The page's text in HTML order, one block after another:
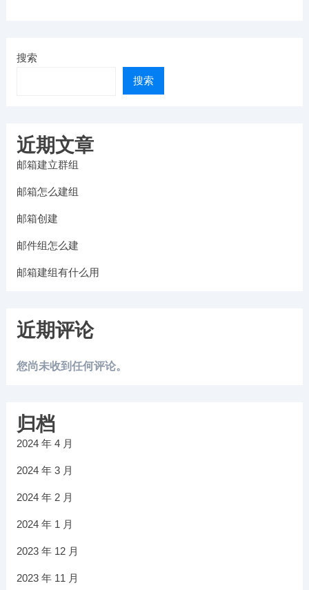
搜索
搜索
近期文章
邮箱建立群组
邮箱怎么建组
邮箱创建
邮件组怎么建
邮箱建组有什么用
近期评论
您尚未收到任何评论。
归档
2024 年 4 月
2024 年 3 月
2024 年 2 月
2024 年 1 月
2023 年 12 月
2023 年 11 月